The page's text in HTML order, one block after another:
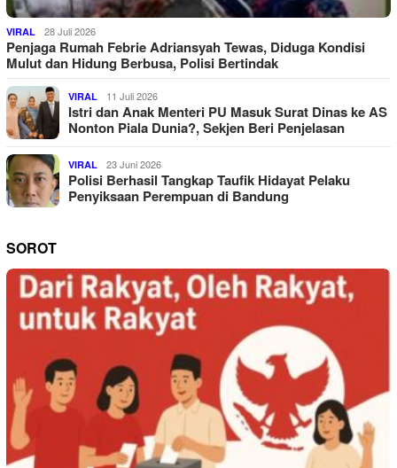
VIRAL 28 Juli 2026
Penjaga Rumah Febrie Adriansyah Tewas, Diduga Kondisi
Mulut dan Hidung Berbusa, Polisi Bertindak
VIRAL 11 Juli 2026
Istri dan Anak Menteri PU Masuk Surat Dinas ke AS
Nonton Piala Dunia?, Sekjen Beri Penjelasan
VIRAL 23 Juni 2026
Polisi Berhasil Tangkap Taufik Hidayat Pelaku
Penyiksaan Perempuan di Bandung
SOROT